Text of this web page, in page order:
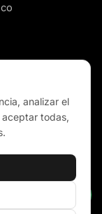
analizar el
todas,